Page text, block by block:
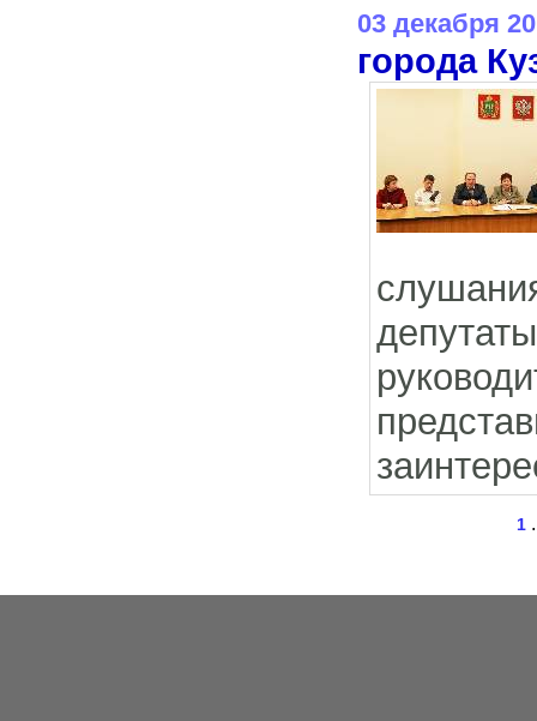
03 декабря
города
1